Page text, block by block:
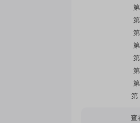
第
第
第
第
第
第
第
第
查